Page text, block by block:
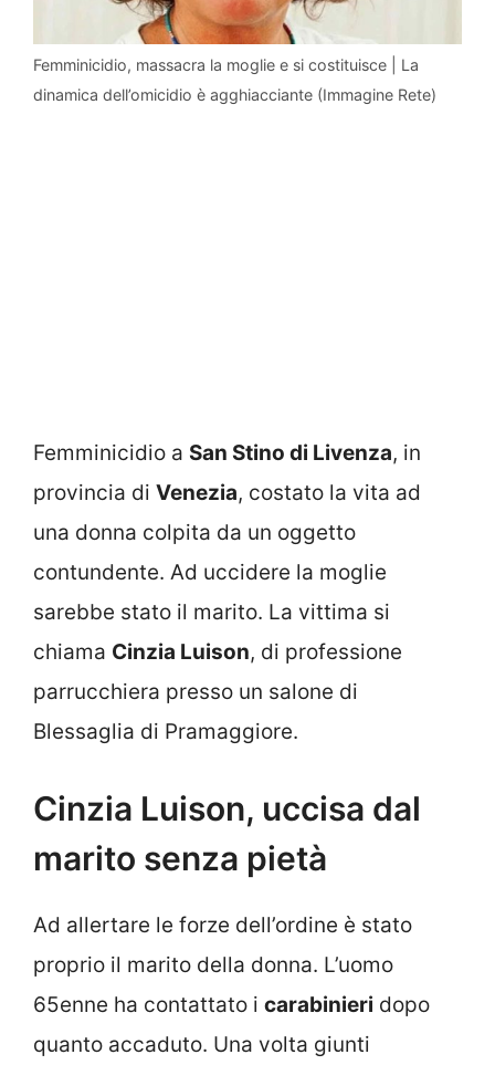
Femminicidio, massacra la moglie e si costituisce | La
dinamica dell’omicidio è agghiacciante (Immagine Rete)
Femminicidio a San Stino di Livenza, in
provincia di Venezia, costato la vita ad
una donna colpita da un oggetto
contundente. Ad uccidere la moglie
sarebbe stato il marito. La vittima si
chiama Cinzia Luison, di professione
parrucchiera presso un salone di
Blessaglia di Pramaggiore.
Cinzia Luison, uccisa dal
marito senza pietà
Ad allertare le forze dell’ordine è stato
proprio il marito della donna. L’uomo
65enne ha contattato i carabinieri dopo
quanto accaduto. Una volta giunti